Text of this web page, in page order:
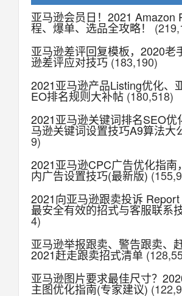
亚马逊会员日！2021 Amazon
程、爆单、选品全攻略！
亚马逊差评回复模板，2020老
逊差评应对技巧(183,190)
2021亚马逊产品Listing优化、
EO排名规则大补帖 (180,518)
2021亚马逊关键词排名SEO优
马逊关键词设置技巧A9算法大
9)
2021亚马逊CPC广告优化指南
内广告设置技巧(最新版)
2021向亚马逊跟卖投诉
最安全有效的招式与客服联系
4)
亚马逊举报跟卖、警告跟卖、
2021赶走跟卖招式清单
亚马逊图片要求最佳尺寸？
主图优化指南(专家建议)